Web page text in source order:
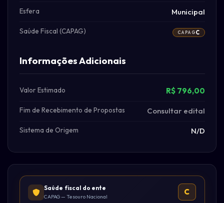
Esfera Municipal
Saúde Fiscal (CAPAG) CAPAGC
Informações Adicionais
Valor Estimado R$ 796,00
Fim de Recebimento de Propostas Consultar edital
Sistema de Origem N/D
Saúde fiscal do ente
CAPAG — Tesouro Nacional
C